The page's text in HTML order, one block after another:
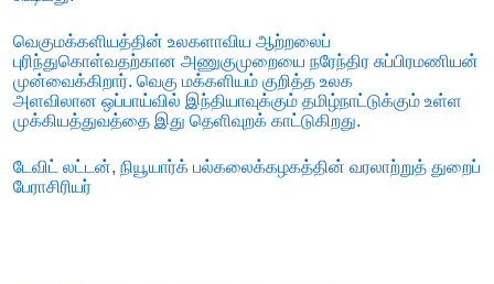
வெகுமக்களியத்தின் உலகளாவிய ஆற்றலைப்
புரிந்துகொள்வதற்கான அணுகுமுறையை நரேந்திர சுப்பிரமணியன்
முன்வைக்கிறார். வெகு மக்களியம் குறித்த உலக
அளவிலான ஒப்பாய்வில் இந்தியாவுக்கும் தமிழ்நாட்டுக்கும் உள்ள
முக்கியத்துவத்தை இது தெளிவுறக் காட்டுகிறது.
டேவிட் லட்டன், நியூயார்க் பல்கலைக்கழகத்தின் வரலாற்றுத் துறைப்
பேராசிரியர்